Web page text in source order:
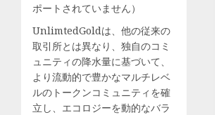
ポートされていません）
UnlimtedGoldは、他の従来の
取引所とは異なり、独自のコミ
ュニティの降水量に基づいて、
より流動的で豊かなマルチレベ
ルのトークンコミュニティを確
立し、エコロジーを動的なバラ